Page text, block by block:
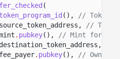
(
(),
// Token
//
. pubkey(),
// Mint for the
. pubkey(),
// Owner